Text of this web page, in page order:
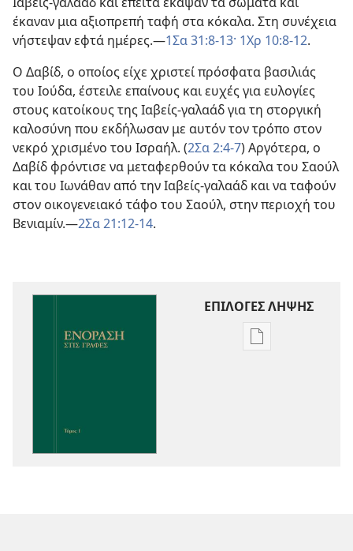
έκαναν μια αξιοπρεπή ταφή στα κόκαλα. Στη συνέχεια
νήστεψαν εφτά ημέρες.—1Σα 31:8-13· 1Χρ 10:8-12.
Ο Δαβίδ, ο οποίος είχε χριστεί πρόσφατα βασιλιάς
του Ιούδα, έστειλε επαίνους και ευχές για ευλογίες
στους κατοίκους της Ιαβείς-γαλαάδ για τη στοργική
καλοσύνη που εκδήλωσαν με αυτόν τον τρόπο στον
νεκρό χρισμένο του Ισραήλ. (2Σα 2:4-7) Αργότερα, ο
Δαβίδ φρόντισε να μεταφερθούν τα κόκαλα του Σαούλ
και του Ιωνάθαν από την Ιαβείς-γαλαάδ και να ταφούν
στον οικογενειακό τάφο του Σαούλ, στην περιοχή του
Βενιαμίν.—2Σα 21:12-14.
ΕΠΙΛΟΓΕΣ ΛΗΨΗΣ
Επιλογές